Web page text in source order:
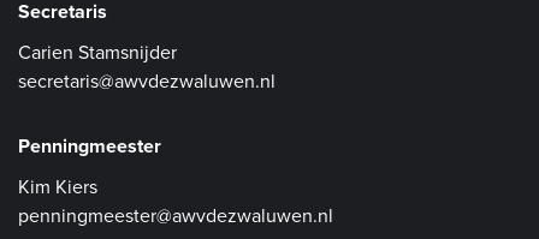
Secretaris
Carien Stamsnijder
secretaris@awvdezwaluwen.nl
Penningmeester
Kim Kiers
penningmeester@awvdezwaluwen.nl